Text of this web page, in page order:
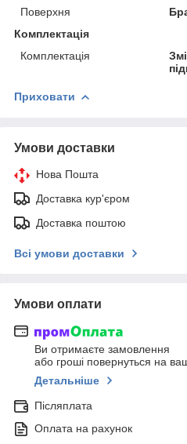
Поверхня
Комплектація
Комплектація
Приховати
Умови доставки
Нова Пошта
Доставка кур'єром
Доставка поштою
Всі умови доставки
Умови оплати
Ви отримаєте замовлення
або гроші повернуться на
Детальніше
Післяплата
Оплата на рахунок